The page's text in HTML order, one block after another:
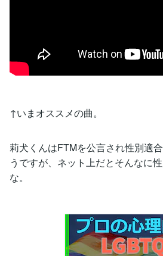
↑いまオススメの曲。
莉犬くんはFTMを公言され性別適
うですが、ネット上だとそんなに
な。